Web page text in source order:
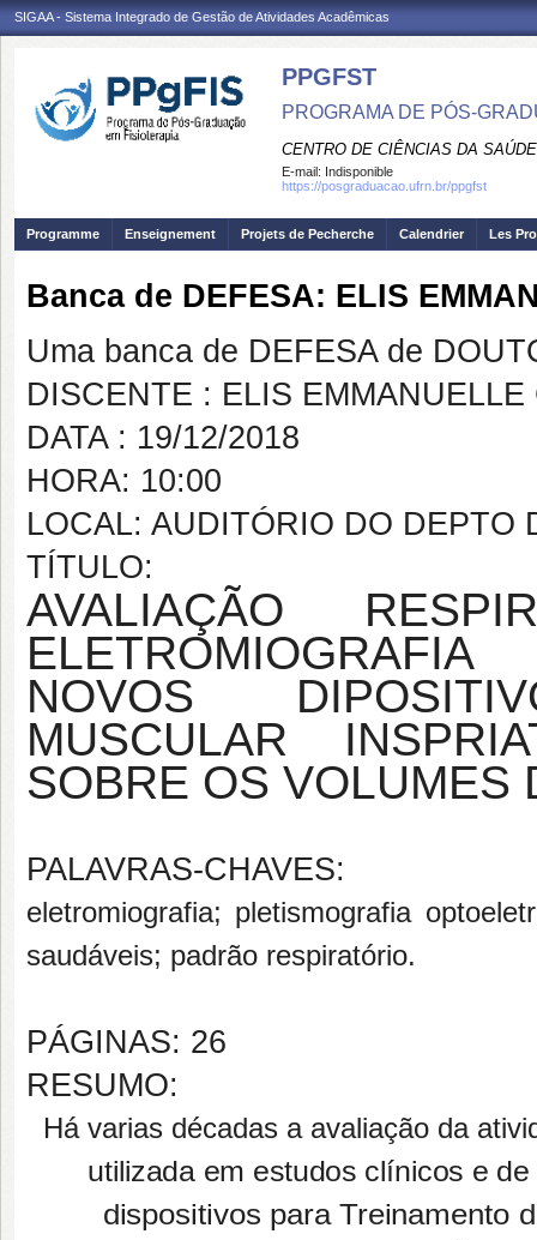
SIGAA - Sistema Integrado de Gestão de Atividades Acadêmicas
PPGFST
PROGRAMA DE PÓS-
CENTRO DE CIÊNCIAS DA SAÚDE
E-mail: Indisponible
https://posgraduacao.ufrn.br/ppgfst
Programme Enseignement Projets de Pecherche Calendrier Les
Banca de DEFESA: ELIS
Uma banca de DEFESA de
DISCENTE : ELIS
DATA : 19/12/2018
HORA: 10:00
LOCAL: AUDITÓRIO DO DEPTO
TÍTULO:
AVALIAÇÃO
NOVOS
MUSCULAR
SOBRE OS VOLUMES
PALAVRAS-CHAVES:
eletromiografia; pletismografia
saudáveis; padrão respiratório.
PÁGINAS: 26
RESUMO:
Há varias décadas a avaliação da
utilizada em estudos clínicos e
dispositivos para Treinamento